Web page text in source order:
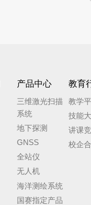
产品中心
三维激光扫描
系统
地下探测
GNSS
全站仪
无人机
海洋测绘系统
国赛指定产品
教育
教学
技能
讲课
校企